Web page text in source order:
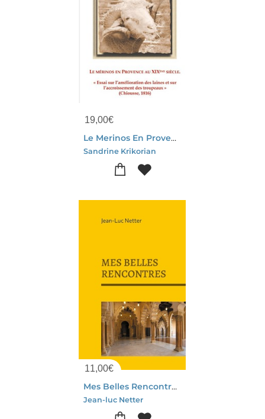
19,00€
Le Merinos En Provence Au Xixeme Siecle : "essai Sur L'amelioration Des Laines Et Sur L'accroissement Des Troupeaux" (chiousse, 1816)
Sandrine Krikorian
11,00€
Mes Belles Rencontres : Avec La Ville Avec La Nature
Jean-luc Netter